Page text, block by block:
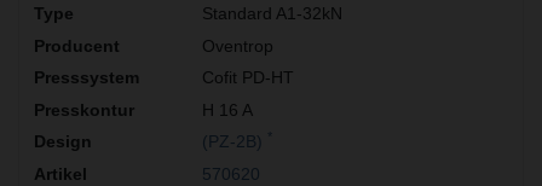
Standard A1-32kN
Oventrop
Cofit PD-HT
H 16 A
(PZ-2B)
570620